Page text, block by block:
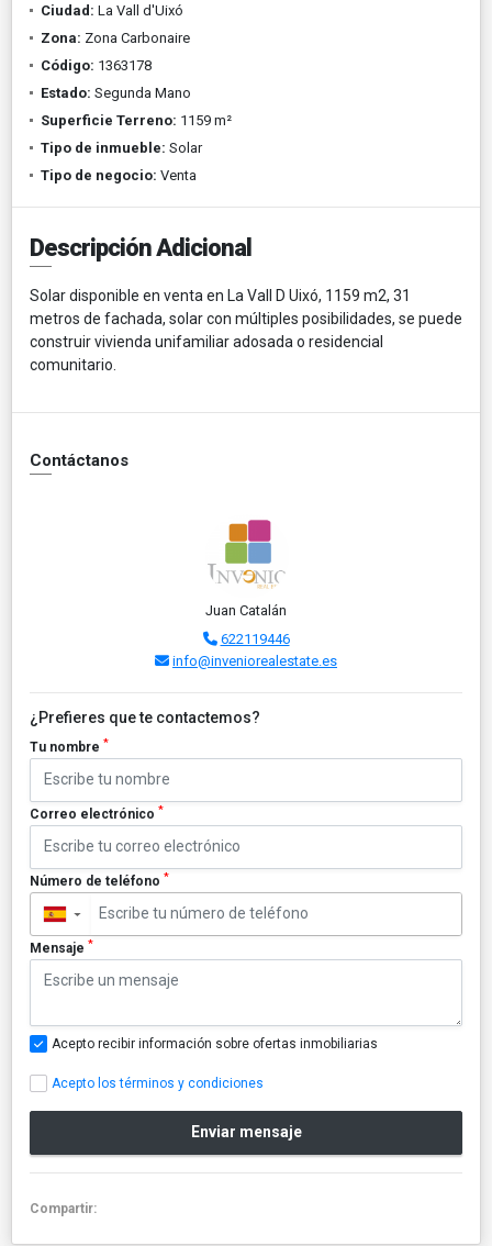
Ciudad: La Vall d'Uixó
Zona: Zona Carbonaire
Código: 1363178
Estado: Segunda Mano
Superficie Terreno: 1159 m²
Tipo de inmueble: Solar
Tipo de negocio: Venta
Descripción Adicional
Solar disponible en venta en La Vall D Uixó, 1159 m2, 31
metros de fachada, solar con múltiples posibilidades, se puede
construir vivienda unifamiliar adosada o residencial
comunitario.
Contáctanos
Juan Catalán
622119446
info@inveniorealestate.es
¿Prefieres que te contactemos?
Tu nombre *
Correo electrónico *
Número de teléfono *
▼
Mensaje *
Acepto recibir información sobre ofertas inmobiliarias
Acepto los términos y condiciones
Enviar mensaje
Compartir: